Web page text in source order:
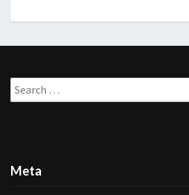
Search
for:
Meta